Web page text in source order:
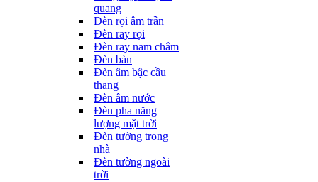
quang
Đèn rọi âm trần
Đèn ray rọi
Đèn ray nam châm
Đèn bàn
Đèn âm bậc cầu
thang
Đèn âm nước
Đèn pha năng
lượng mặt trời
Đèn tường trong
nhà
Đèn tường ngoài
trời